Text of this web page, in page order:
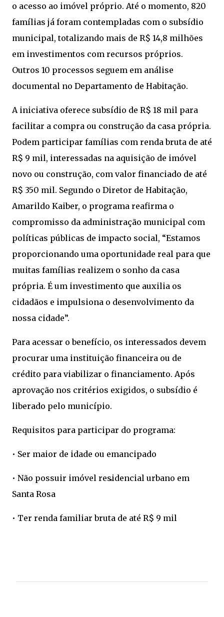
o acesso ao imóvel próprio. Até o momento, 820
famílias já foram contempladas com o subsídio
municipal, totalizando mais de R$ 14,8 milhões
em investimentos com recursos próprios.
Outros 10 processos seguem em análise
documental no Departamento de Habitação.
A iniciativa oferece subsídio de R$ 18 mil para
facilitar a compra ou construção da casa própria.
Podem participar famílias com renda bruta de até
R$ 9 mil, interessadas na aquisição de imóvel
novo ou construção, com valor financiado de até
R$ 350 mil. Segundo o Diretor de Habitação,
Amarildo Kaiber, o programa reafirma o
compromisso da administração municipal com
políticas públicas de impacto social, “Estamos
proporcionando uma oportunidade real para que
muitas famílias realizem o sonho da casa
própria. É um investimento que auxilia os
cidadãos e impulsiona o desenvolvimento da
nossa cidade”.
Para acessar o benefício, os interessados devem
procurar uma instituição financeira ou de
crédito para viabilizar o financiamento. Após
aprovação nos critérios exigidos, o subsídio é
liberado pelo município.
Requisitos para participar do programa:
• Ser maior de idade ou emancipado
• Não possuir imóvel residencial urbano em
Santa Rosa
• Ter renda familiar bruta de até R$ 9 mil